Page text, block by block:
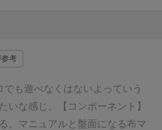
参考
も遊べなくはないよっていう
いな感じ。
【コンポーネント】
。 マニュアルと盤面になる布マ